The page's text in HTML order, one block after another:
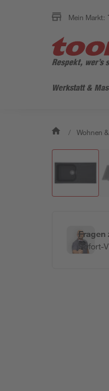
Mein Markt:
Werkstatt &
/ Wohnen
Fragen